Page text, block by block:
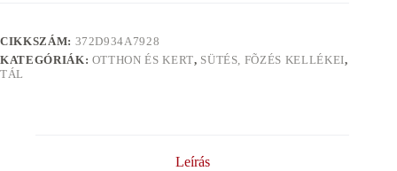
CIKKSZÁM: 372D934A7928
KATEGÓRIÁK: OTTHON ÉS KERT, SÜTÉS, FÕZÉS KELLÉKEI,
TÁL
Leírás